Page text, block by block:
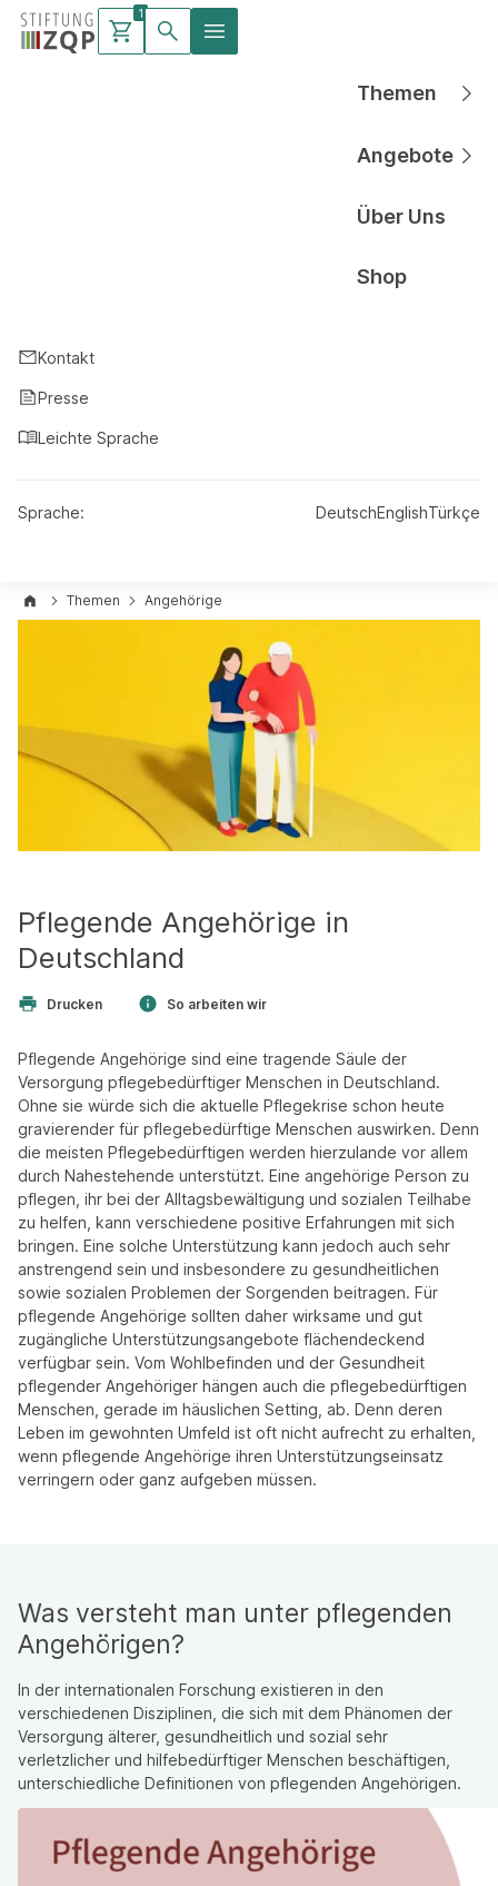
Sprache: DeutschEnglishTürkçe
Kontakt
Presse
Leichte Sprache
Themen
Angebote
Über Uns
Shop
Warenkorb
mit
1
Waren
Themen Angehörige
Pflegende Angehörige in
Deutschland
Drucken So arbeiten wir
Pflegende Angehörige sind eine tragende Säule der
Versorgung pflegebedürftiger Menschen in Deutschland.
Ohne sie würde sich die aktuelle Pflegekrise schon heute
gravierender für pflegebedürftige Menschen auswirken. Denn
die meisten Pflegebedürftigen werden hierzulande vor allem
durch Nahestehende unterstützt. Eine angehörige Person zu
pflegen, ihr bei der Alltagsbewältigung und sozialen Teilhabe
zu helfen, kann verschiedene positive Erfahrungen mit sich
bringen. Eine solche Unterstützung kann jedoch auch sehr
anstrengend sein und insbesondere zu gesundheitlichen
sowie sozialen Problemen der Sorgenden beitragen. Für
pflegende Angehörige sollten daher wirksame und gut
zugängliche Unterstützungsangebote flächendeckend
verfügbar sein. Vom Wohlbefinden und der Gesundheit
pflegender Angehöriger hängen auch die pflegebedürftigen
Menschen, gerade im häuslichen Setting, ab. Denn deren
Leben im gewohnten Umfeld ist oft nicht aufrecht zu erhalten,
wenn pflegende Angehörige ihren Unterstützungseinsatz
verringern oder ganz aufgeben müssen.
Was versteht man unter pflegenden
Angehörigen?
In der internationalen Forschung existieren in den
verschiedenen Disziplinen, die sich mit dem Phänomen der
Versorgung älterer, gesundheitlich und sozial sehr
verletzlicher und hilfebedürftiger Menschen beschäftigen,
unterschiedliche Definitionen von pflegenden Angehörigen.